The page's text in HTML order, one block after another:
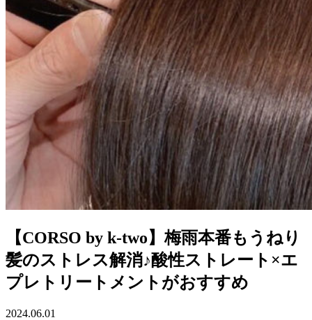
【CORSO by k-two】梅雨本番もうねり
髪のストレス解消♪酸性ストレート×エ
プレトリートメントがおすすめ
2024.06.01